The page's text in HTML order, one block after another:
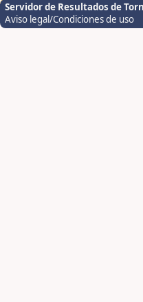
Servidor de Resultados de
Aviso legal/Condiciones de uso